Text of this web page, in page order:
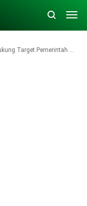
Menuju Zero ODOL 2027 untuk Keselamatan Jalan